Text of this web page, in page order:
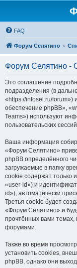
FAQ
Форум Селятино
Форум Селятино -
Это соглашение
подразделения (в
«https://infosel.ru/forum»)
обеспечение phpBB»,
Teams») используют
пользовательских
Ваша информация
«Форум Селятино»
phpBB определённого
загружаемые в папку
cookie содержат только
«user-id») и
id»), автоматически
Третья cookie будет
«Форум Селятино» и
прочтённых вами
форумами.
Также во время
установить cookies,
phpBB, однако они